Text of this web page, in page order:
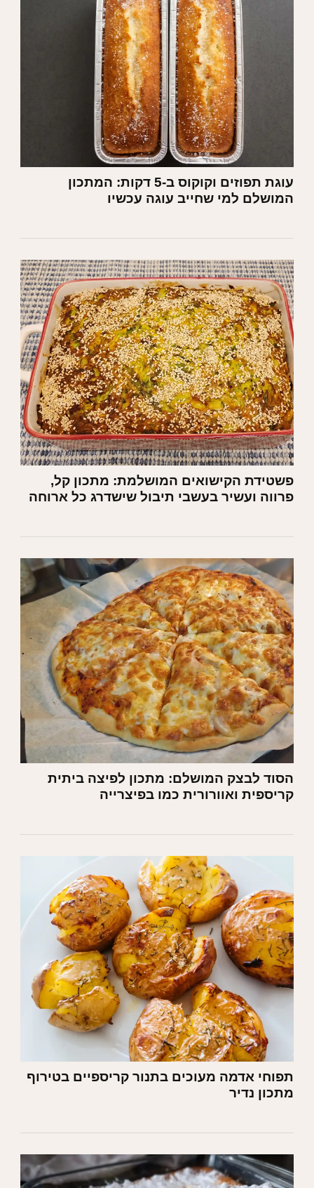
עוגת תפוזים וקוקוס ב-5 דקות: המתכון
המושלם למי שחייב עוגה עכשיו
פשטידת הקישואים המושלמת: מתכון קל,
פרווה ועשיר בעשבי תיבול שישדרג כל ארוחה
הסוד לבצק המושלם: מתכון לפיצה ביתית
קריספית ואוורורית כמו בפיצרייה
תפוחי אדמה מעוכים בתנור קריספיים בטירוף
מתכון נדיר